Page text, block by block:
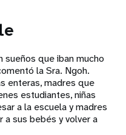
sueños que iban mucho
la Sra. Ngoh.
enteras, madres que
estudiantes, niñas
a la escuela y madres
sus bebés y volver a